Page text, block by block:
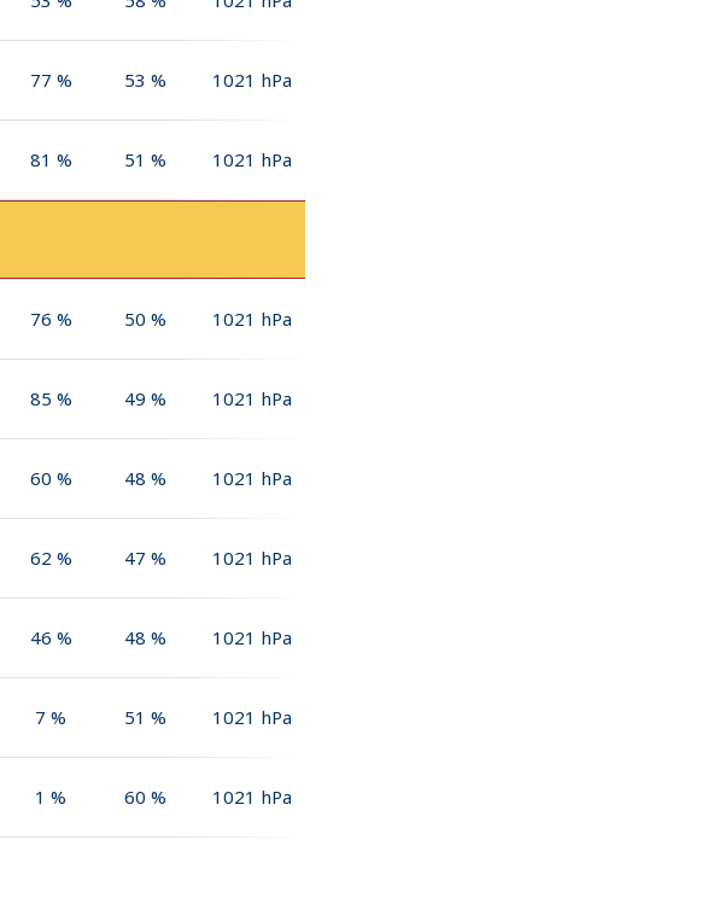
77 % 53 % 1021 hPa
81 % 51 % 1021 hPa
76 % 50 % 1021 hPa
85 % 49 % 1021 hPa
60 % 48 % 1021 hPa
62 % 47 % 1021 hPa
46 % 48 % 1021 hPa
7 % 51 % 1021 hPa
1 % 60 % 1021 hPa